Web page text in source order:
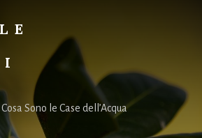
Cosa Sono le Case dell’Acqua